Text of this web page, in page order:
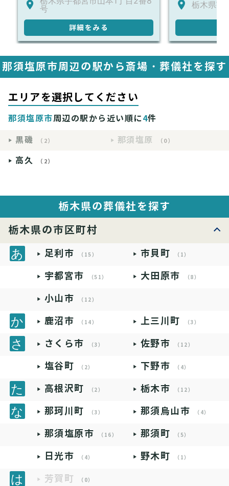
号
詳細をみる
栃木県宇
那須塩原市周辺の駅から斎場・葬儀社を探す
エリアを選択してください
那須塩原市周辺の駅から近い順に4件
黒磯
（2） 那須塩原 （0）
高久 （2）
栃木県の葬儀社を探す
栃木県の市区町村
足利市 （15） 市貝町 （1）
宇都宮市 （51） 大田原市 （8）
小山市 （12）
鹿沼市 （14） 上三川町 （3）
さくら市 （3） 佐野市 （12）
塩谷町 （2） 下野市 （4）
高根沢町 （2） 栃木市 （12）
那珂川町 （3） 那須烏山市 （4）
那須塩原市 （16） 那須町 （5）
日光市 （4） 野木町 （1）
芳賀町 （0）